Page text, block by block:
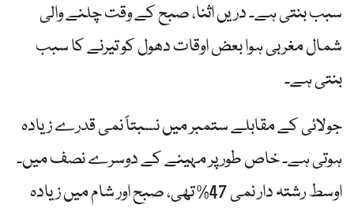
سبب بنتی ہے۔ دریں اثنا، صبح کے وقت چلنے والی
شمال مغربی ہوا بعض اوقات دھول کو تیرنے کا سبب
بنتی ہے۔
جولائی کے مقابلے ستمبر میں نسبتاً نمی قدرے زیادہ
ہوتی ہے۔ خاص طور پر مہینے کے دوسرے نصف میں۔
اوسط رشتہ دار نمی 47% تھی، صبح اور شام میں زیادہ